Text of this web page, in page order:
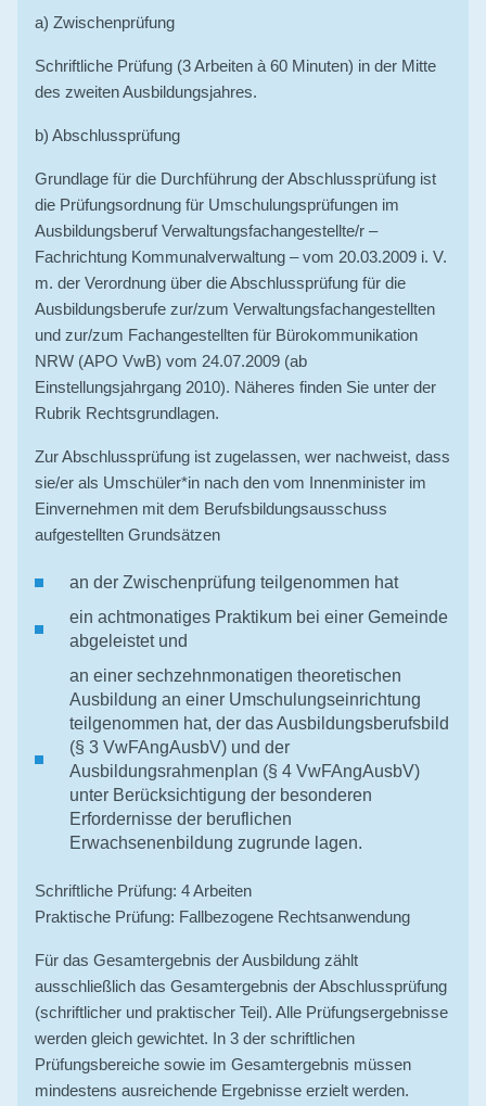
a) Zwischenprüfung
Schriftliche Prüfung (3 Arbeiten à 60 Minuten) in der Mitte
des zweiten Ausbildungsjahres.
b) Abschlussprüfung
Grundlage für die Durchführung der Abschlussprüfung ist
die Prüfungsordnung für Umschulungsprüfungen im
Ausbildungsberuf Verwaltungsfachangestellte/r –
Fachrichtung Kommunalverwaltung – vom 20.03.2009 i. V.
m. der Verordnung über die Abschlussprüfung für die
Ausbildungsberufe zur/zum Verwaltungsfachangestellten
und zur/zum Fachangestellten für Bürokommunikation
NRW (APO VwB) vom 24.07.2009 (ab
Einstellungsjahrgang 2010). Näheres finden Sie unter der
Rubrik Rechtsgrundlagen.
Zur Abschlussprüfung ist zugelassen, wer nachweist, dass
sie/er als Umschüler*in nach den vom Innenminister im
Einvernehmen mit dem Berufsbildungsausschuss
aufgestellten Grundsätzen
an der Zwischenprüfung teilgenommen hat
ein achtmonatiges Praktikum bei einer Gemeinde
abgeleistet und
an einer sechzehnmonatigen theoretischen
Ausbildung an einer Umschulungseinrichtung
teilgenommen hat, der das Ausbildungsberufsbild
(§ 3 VwFAngAusbV) und der
Ausbildungsrahmenplan (§ 4 VwFAngAusbV)
unter Berücksichtigung der besonderen
Erfordernisse der beruflichen
Erwachsenenbildung zugrunde lagen.
Schriftliche Prüfung: 4 Arbeiten
Praktische Prüfung: Fallbezogene Rechtsanwendung
Für das Gesamtergebnis der Ausbildung zählt
ausschließlich das Gesamtergebnis der Abschlussprüfung
(schriftlicher und praktischer Teil). Alle Prüfungsergebnisse
werden gleich gewichtet. In 3 der schriftlichen
Prüfungsbereiche sowie im Gesamtergebnis müssen
mindestens ausreichende Ergebnisse erzielt werden.